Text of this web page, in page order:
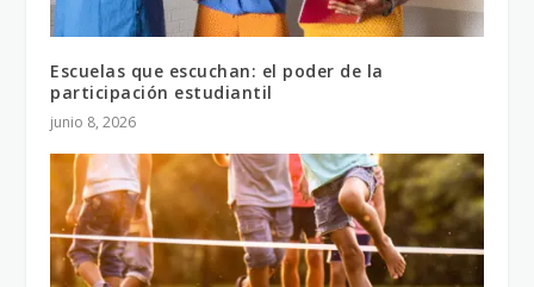
Escuelas que escuchan: el poder de la
participación estudiantil
junio 8, 2026